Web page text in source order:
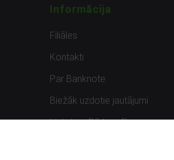
Informācija
Filiāles
Kontakti
Par Banknote
Biežāk uzdotie jautājumi
Lietots – Pārbaudīts